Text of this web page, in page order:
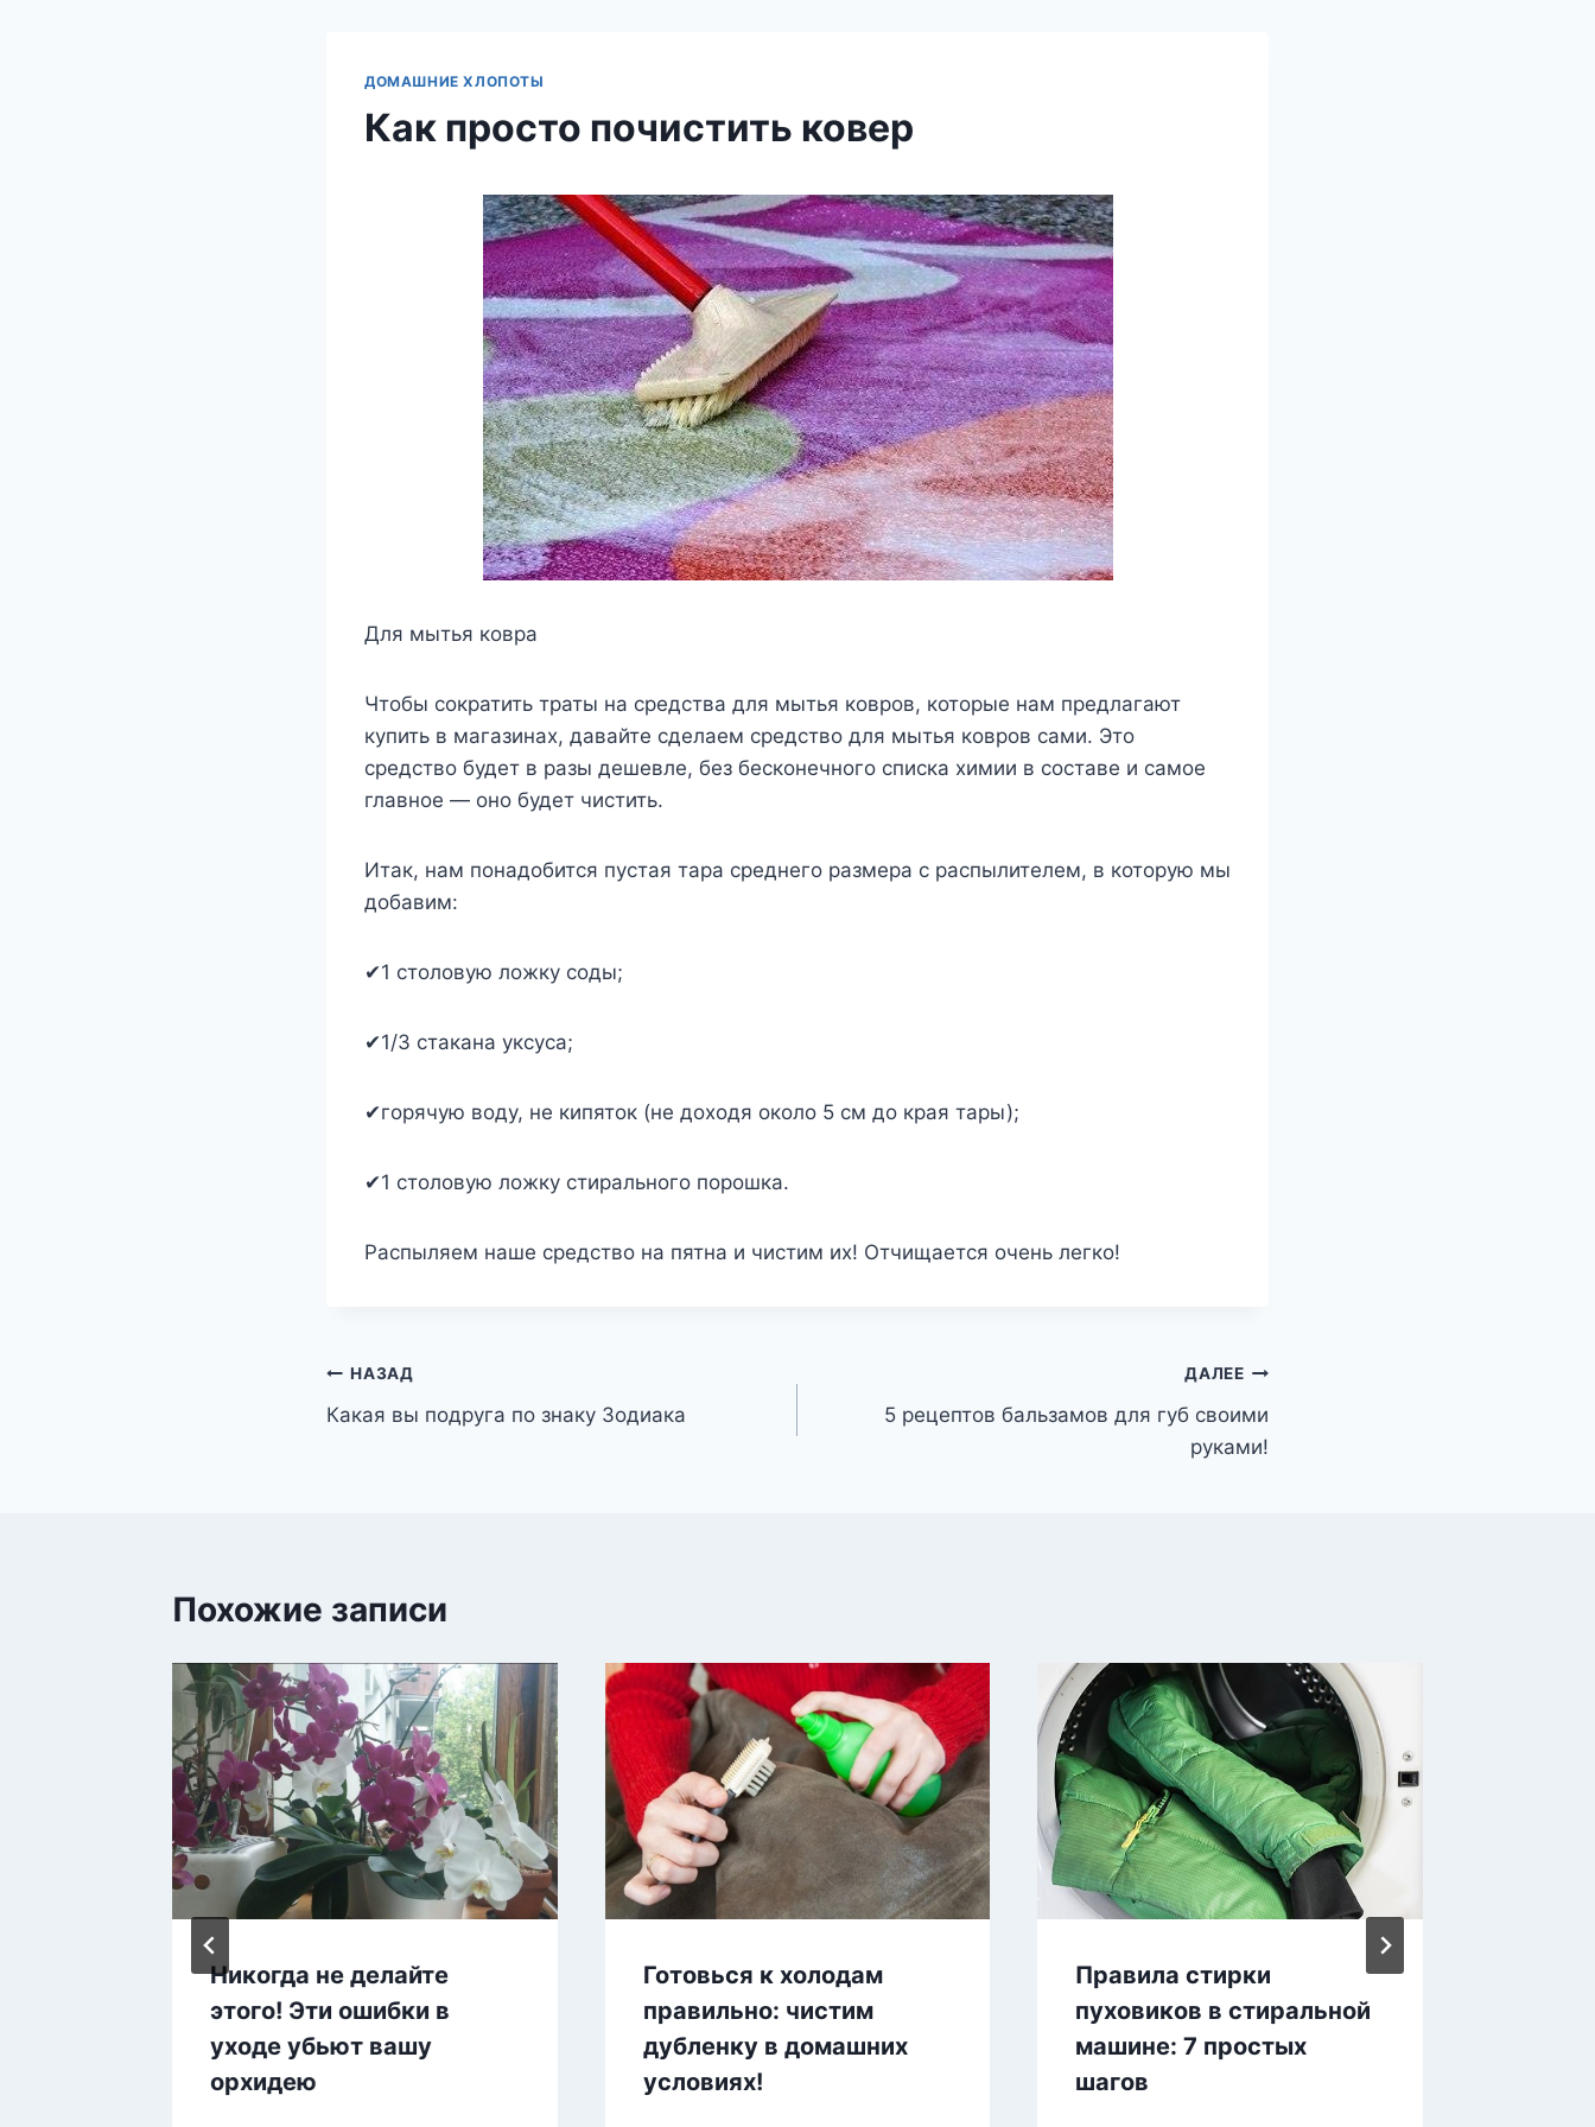
ДОМАШНИЕ ХЛОПОТЫ
Как просто почистить ковер
Для мытья ковра
Чтобы сократить траты на средства для мытья ковров, которые нам предлагают
купить в магазинах, давайте сделаем средство для мытья ковров сами. Это
средство будет в разы дешевле, без бесконечного списка химии в составе и самое
главное — оно будет чистить.
Итак, нам понадобится пустая тара среднего размера с распылителем, в которую мы
добавим:
✔1 столовую ложку соды;
✔1/3 стакана уксуса;
✔горячую воду, не кипяток (не доходя около 5 см до края тары);
✔1 столовую ложку стирального порошка.
Распыляем наше средство на пятна и чистим их! Отчищается очень легко!
Навигация
по
НАЗАД
Какая вы подруга по знаку Зодиака
ДАЛЕЕ
5 рецептов бальзамов для губ своими
руками!
Похожие записи
Никогда не делайте
этого! Эти ошибки в
уходе убьют вашу
орхидею
Готовься к холодам
правильно: чистим
дубленку в домашних
условиях!
Правила стирки
пуховиков в стиральной
машине: 7 простых
шагов